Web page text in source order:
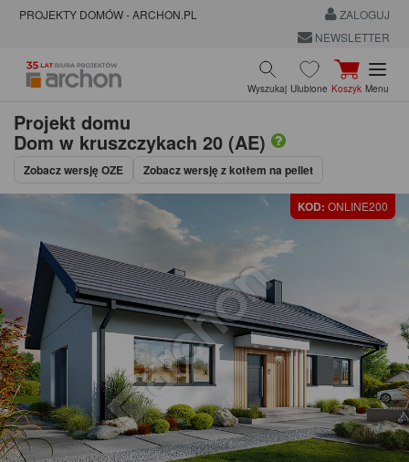
PROJEKTY DOMÓW - ARCHON.PL
ZALOGUJ
NEWSLETTER
Wyszukaj Ulubione Koszyk Menu
Projekt domu
Dom w kruszczykach 20 (AE)
Zobacz wersję OZE Zobacz wersję z kotłem na pellet
KOD: ONLINE200